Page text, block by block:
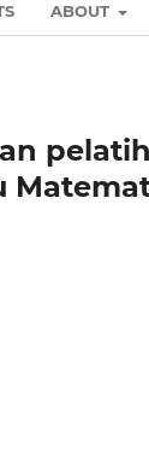
ABOUT